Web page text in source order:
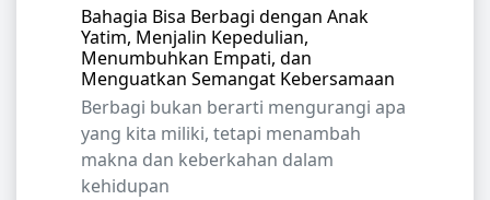
Bahagia Bisa Berbagi dengan Anak
Yatim, Menjalin Kepedulian,
Menumbuhkan Empati, dan
Menguatkan Semangat Kebersamaan
Berbagi bukan berarti mengurangi apa
yang kita miliki, tetapi menambah
makna dan keberkahan dalam
kehidupan